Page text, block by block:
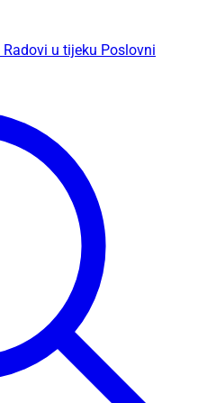
Radovi u tijeku Poslovni